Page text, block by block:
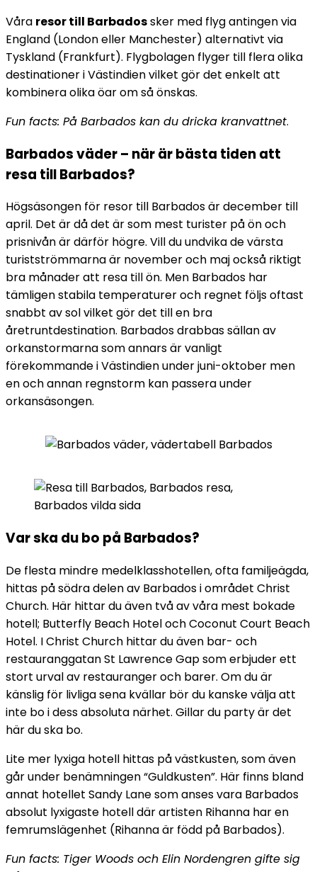
Våra resor till Barbadossker med flyg antingen via
England (London eller Manchester) alternativt via
Tyskland (Frankfurt). Flygbolagen flyger till flera olika
destinationer i Västindien vilket gör det enkelt att
kombinera olika öar om så önskas.
Fun facts: På Barbados kan du dricka kranvattnet.
Barbados väder – när är bästa tiden att
resa till Barbados?
Högsäsongen för resor till Barbados är december till
april. Det är då det är som mest turister på ön och
prisnivån är därför högre. Vill du undvika de värsta
turistströmmarna är november och maj också riktigt
bra månader att resa till ön. Men Barbados har
tämligen stabila temperaturer och regnet följs oftast
snabbt av sol vilket gör det till en bra
åretruntdestination. Barbados drabbas sällan av
orkanstormarna som annars är vanligt
förekommande i Västindien under juni-oktober men
en och annan regnstorm kan passera under
orkansäsongen.
Var ska du bo på Barbados?
De flesta mindre medelklasshotellen, ofta familjeägda,
hittas på södra delen av Barbados i området Christ
Church. Här hittar du även två av våra mest bokade
hotell; Butterfly Beach Hotel och Coconut Court Beach
Hotel. I Christ Church hittar du även bar- och
restauranggatan St Lawrence Gap som erbjuder ett
stort urval av restauranger och barer. Om du är
känslig för livliga sena kvällar bör du kanske välja att
inte bo i dess absoluta närhet. Gillar du party är det
här du ska bo.
Lite mer lyxiga hotell hittas på västkusten, som även
går under benämningen “Guldkusten”. Här finns bland
annat hotellet Sandy Lane som anses vara Barbados
absolut lyxigaste hotell där artisten Rihanna har en
femrumslägenhet (Rihanna är född på Barbados).
Fun facts: Tiger Woods och Elin Nordengren gifte sig